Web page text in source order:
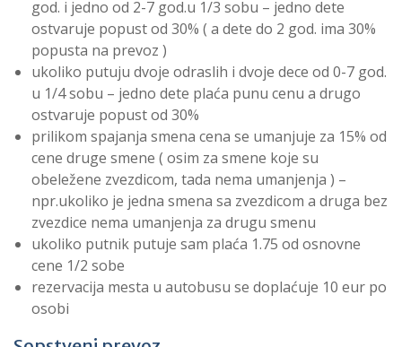
god. i jedno od 2-7 god.u 1/3 sobu – jedno dete
ostvaruje popust od 30% ( a dete do 2 god. ima 30%
popusta na prevoz )
ukoliko putuju dvoje odraslih i dvoje dece od 0-7 god.
u 1/4 sobu – jedno dete plaća punu cenu a drugo
ostvaruje popust od 30%
prilikom spajanja smena cena se umanjuje za 15% od
cene druge smene ( osim za smene koje su
obeležene zvezdicom, tada nema umanjenja ) –
npr.ukoliko je jedna smena sa zvezdicom a druga bez
zvezdice nema umanjenja za drugu smenu
ukoliko putnik putuje sam plaća 1.75 od osnovne
cene 1/2 sobe
rezervacija mesta u autobusu se doplaćuje 10 eur po
osobi